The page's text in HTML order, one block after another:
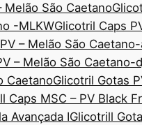
São Caetano
-MLKWGlicotril Caps
– Melão São
– Melão São Caetano-
CaetanoGlicotril Gotas
Caps MSC – PV Black
Avançada IGlicotrill